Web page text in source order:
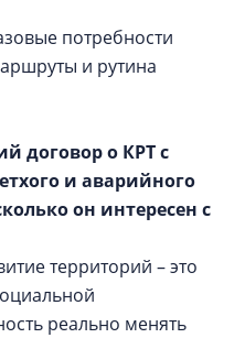
потребности
и рутина
договор о КРТ с
и аварийного
он интересен с
территорий – это
реально менять